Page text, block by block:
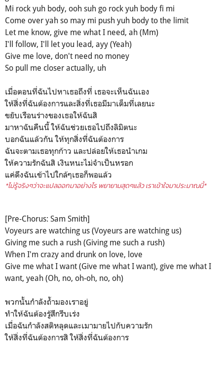
Mi rock yuh body, ooh suh go rock yuh body fi mi
Come over yah so may mi push yuh body to the limit
Let me know, give me what I need, ah (Mm)
I'll follow, I'll let you lead, ayy (Yeah)
Give me love, don't need no money
So pull me closer actually, uh
เมื่อตอนที่ฉันไปหาเธอถึงที่ เธอจะเห็นฉันเอง
ให้สิ่งที่ฉันต้องการและสิ่งที่เธอมีมาเต็มที่เลยนะ
ขยับเรือนร่างของเธอให้ฉันสิ
มาหาฉันคืนนี้ ให้ฉันช่วยเธอไปถึงลิมิตนะ
บอกฉันแล้วกัน ให้ทุกสิ่งที่ฉันต้องการ
ฉันจะตามเธอทุกก้าว และปล่อยให้เธอนำเกม
ให้ความรักฉันสิ เงินหนะไม่จำเป็นหรอก
แค่ดึงฉันเข้าไปใกล้ๆเธอก็พอแล้ว
*ไม่รู้จริงๆว่าจะแปลออกมาอย่างไร พยายามสุดๆแล้ว เราเข้าใจมาประมาณนี้*
[Pre-Chorus: Sam Smith]
Voyeurs are watching us (Voyeurs are watching us)
Giving me such a rush (Giving me such a rush)
When I'm crazy and drunk on love, love
Give me what I want (Give me what I want), give me what I
want, yeah (Oh, no, oh-oh, no, oh)
พวกนั้นกำลังถ้ำมองเราอยู่
ทำให้ฉันต้องรู้สึกรีบเร่ง
เมื่อฉันกำลังสติหลุดและเมามายไปกับความรัก
ให้สิ่งที่ฉันต้องการสิ ให้สิ่งที่ฉันต้องการ